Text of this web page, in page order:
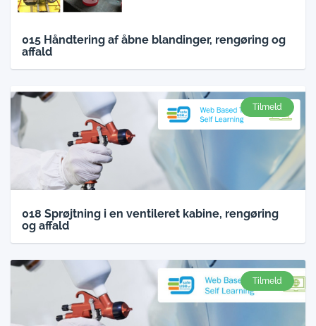
015 Håndtering af åbne blandinger, rengøring og
affald
Tilmeld
018 Sprøjtning i en ventileret kabine, rengøring
og affald
Tilmeld